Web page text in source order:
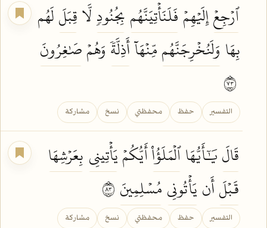
ٱرۡجِعۡإِلَيۡهِمۡ فَلَنَأۡتِيَنَّهُم بِجُنُودٖلَّاقِبَلَلَهُم
بِهَا وَلَنُخۡرِجَنَّهُممِّنۡهَآأَذِلَّةٗوَهُمۡصَٰغِرُونَ
التفسير حفظ محفظتي نسخ مشاركة
قَالَيَٰٓأَيُّهَاٱلۡمَلَؤُاْأَيُّكُمۡيَأۡتِينِي بِعَرۡشِهَا
قَبۡلَأَن يَأۡتُونِي مُسۡلِمِينَ
التفسير حفظ محفظتي نسخ مشاركة